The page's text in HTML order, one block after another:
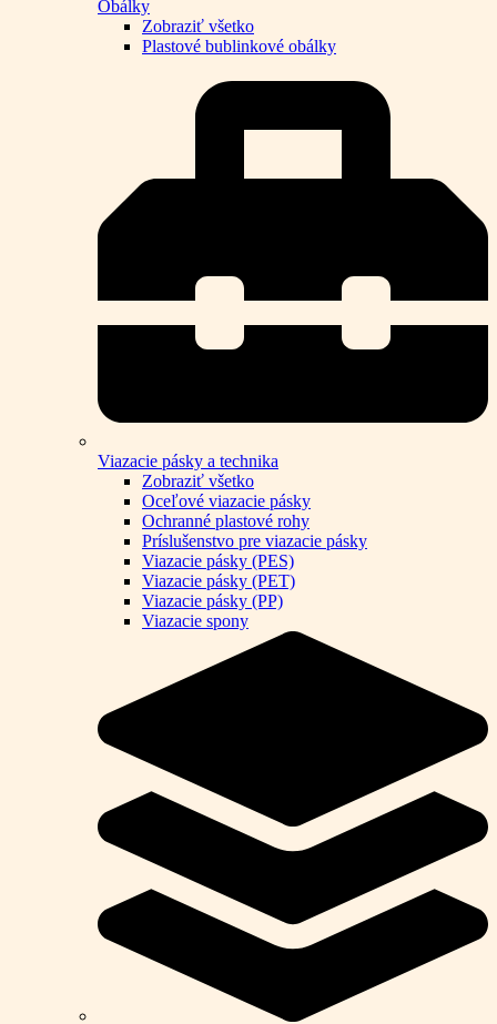
Obálky
Zobraziť všetko
Plastové bublinkové obálky
Viazacie pásky a technika
Zobraziť všetko
Oceľové viazacie pásky
Ochranné plastové rohy
Príslušenstvo pre viazacie pásky
Viazacie pásky (PES)
Viazacie pásky (PET)
Viazacie pásky (PP)
Viazacie spony